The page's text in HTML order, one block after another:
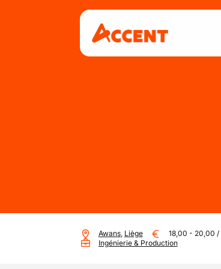
Awans, Liège 18,00 - 20,00 /
Ingénierie & Production